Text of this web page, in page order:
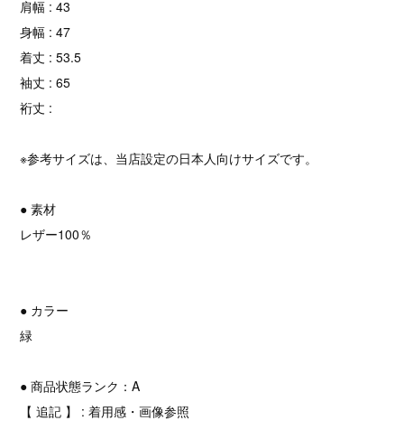
肩幅 : 43
身幅 : 47
着丈 : 53.5
袖丈 : 65
裄丈 :
※参考サイズは、当店設定の日本人向けサイズです。
● 素材
レザー100％
● カラー
緑
● 商品状態ランク：A
【 追記 】 : 着用感・画像参照